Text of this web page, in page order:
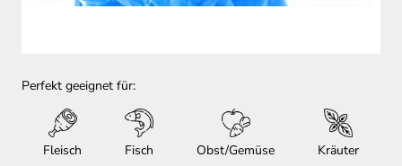
Perfekt geeignet für:
Fleisch Fisch Obst/Gemüse Kräuter